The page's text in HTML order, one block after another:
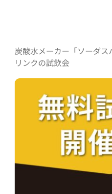
炭酸水メーカー「ソーダ
リンクの試飲会